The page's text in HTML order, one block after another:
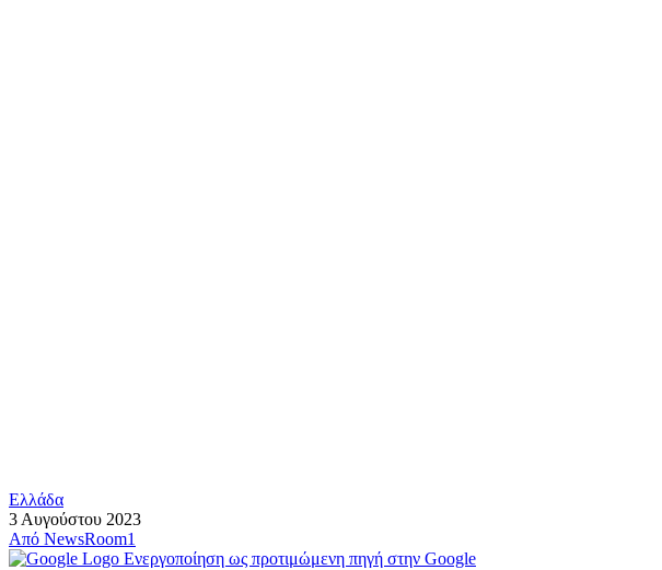
Ελλάδα
3 Αυγούστου 2023
Από NewsRoom1
Ενεργοποίηση ως προτιμώμενη πηγή στην Google